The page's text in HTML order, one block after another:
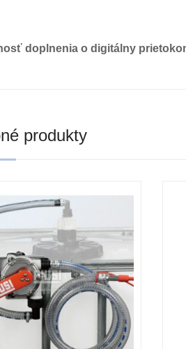
doplnenia o digitálny
produkty